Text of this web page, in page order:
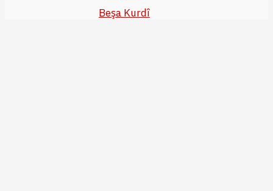
Beşa Kurdî